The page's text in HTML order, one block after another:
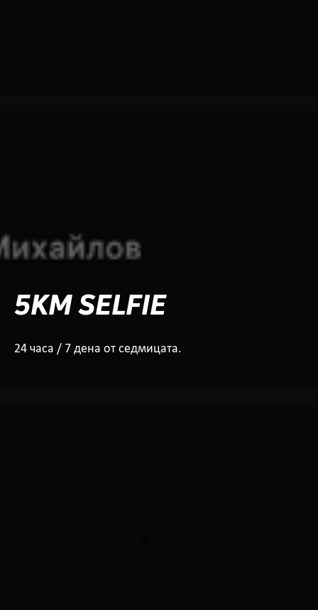
5KM SELFIE
24 часа / 7 дена от седмицата.